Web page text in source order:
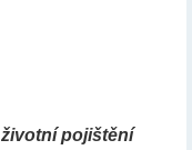
životní pojištění